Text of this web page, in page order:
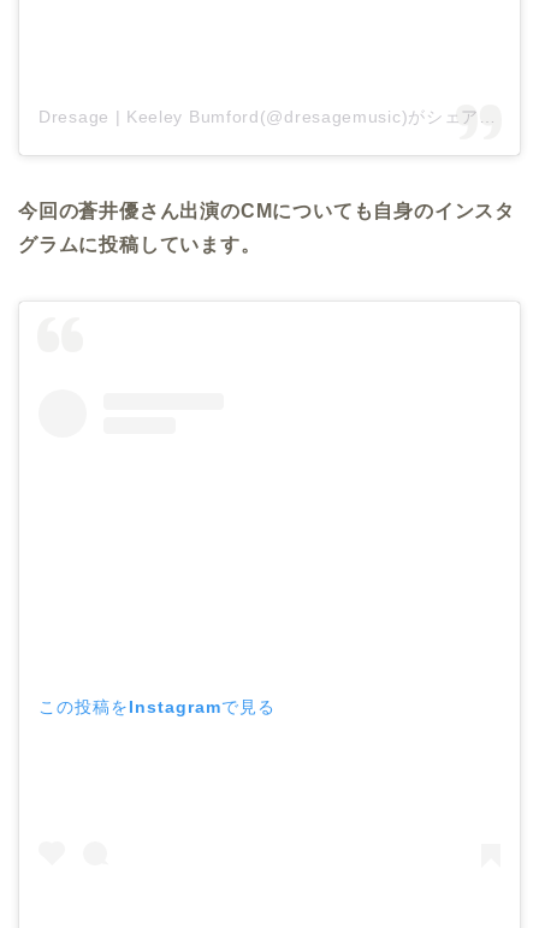
今回の蒼井優さん出演のCMについても自身のインスタ
グラムに投稿しています。
この投稿をInstagramで見る